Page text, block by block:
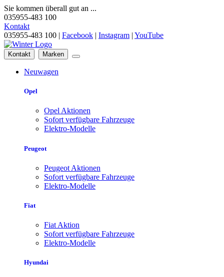
Sie kommen überall gut an ...
035955-483 100
Kontakt
035955-483 100 | Facebook | Instagram | YouTube
Kontakt Marken
Neuwagen
Opel
Opel Aktionen
Sofort verfügbare Fahrzeuge
Elektro-Modelle
Peugeot
Peugeot Aktionen
Sofort verfügbare Fahrzeuge
Elektro-Modelle
Fiat
Fiat Aktion
Sofort verfügbare Fahrzeuge
Elektro-Modelle
Hyundai